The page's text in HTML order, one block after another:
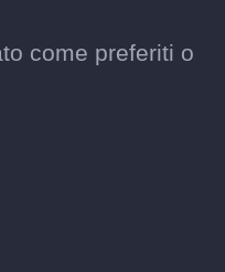
come preferiti o